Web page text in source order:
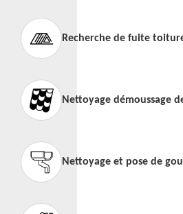
Recherche de fuite
Nettoyage démoussage
Nettoyage et pose de